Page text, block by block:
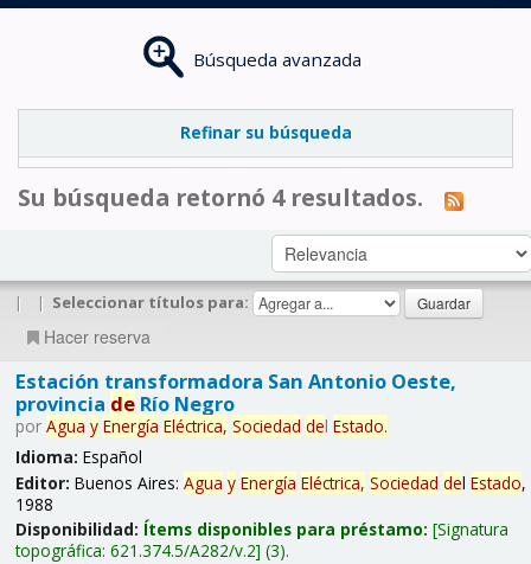
Búsqueda avanzada
Refinar su búsqueda
Su búsqueda retornó 4 resultados.
| | Seleccionar títulos para:
Hacer reserva
Estación transformadora San Antonio Oeste,
provincia deRío Negro
por Agua y Energía Eléctrica, Sociedad del Estado.
Idioma: Español
Editor: Buenos Aires: Agua y Energía Eléctrica, Sociedad del Estado,
1988
Disponibilidad: Ítems disponibles para préstamo: Signatura
topográfica: 621.374.5/A282/v.2 (3).